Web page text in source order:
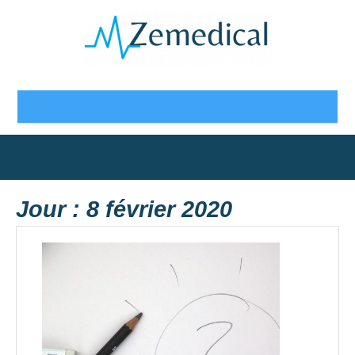
Button
Jour : 8 février 2020